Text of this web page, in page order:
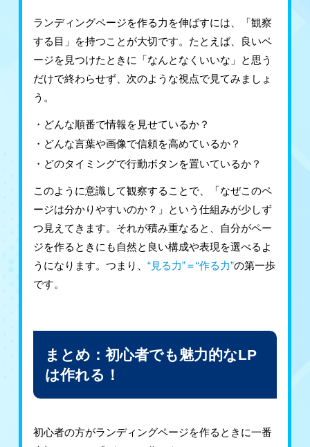
ランディングページを作る力を伸ばすには、「観察
する目」を持つことが大切です。たとえば、良いペ
ージを見つけたときに「なんとなくいいな」と思う
だけで終わらせず、次のような視点で見てみましょ
う。
どんな順番で情報を見せているか？
どんな言葉や画像で信頼を高めているか？
どのタイミングで行動ボタンを置いているか？
このように意識して観察することで、「なぜこのペ
ージは分かりやすいのか？」という仕組みが少しず
つ見えてきます。それが積み重なると、自分がペー
ジを作るときにも自然と良い構成や表現を選べるよ
うになります。つまり、 “見る力”＝“作る力”の第一歩
です。
まとめ：初心者でも魅力的なLP
は作れる！
初心者の方がランディングページを作るときに一番